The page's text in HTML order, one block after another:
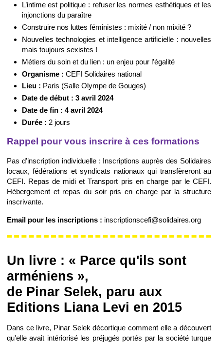
L’intime est politique : refuser les normes esthétiques et les
injonctions du paraître
Construire nos luttes féministes : mixité / non mixité ?
Nouvelles technologies et intelligence artificielle : nouvelles
mais toujours sexistes !
Métiers du soin et du lien : un enjeu pour l’égalité
Organisme : CEFI Solidaires national
Lieu : Paris (Salle Olympe de Gouges)
Date de début : 3 avril 2024
Date de fin : 4 avril 2024
Durée : 2 jours
Rappel pour vous inscrire à ces formations
Pas d'inscription individuelle : Inscriptions auprès des Solidaires
locaux, fédérations et syndicats nationaux qui transfèreront au
CEFI. Repas de midi et Transport pris en charge par le CEFI.
Hébergement et repas du soir pris en charge par la structure
inscrivante.
Email pour les inscriptions : inscriptionscefi@solidaires.org
Un livre : « Parce qu'ils sont
arméniens »,
de Pinar Selek, paru aux
Editions Liana Levi en 2015
Dans ce livre, Pinar Selek décortique comment elle a découvert
qu'elle avait intériorisé les préjugés portés par la société turque